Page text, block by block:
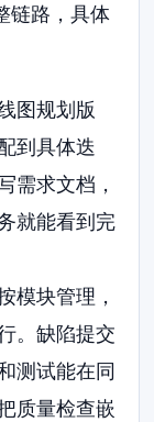
链路，具体
图规划版
到具体迭
需求文档，
就能看到完
模块管理，
。缺陷提交
测试能在同
质量检查嵌